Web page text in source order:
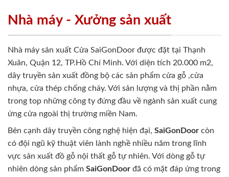
Nhà máy - Xưởng sản xuất
Nhà máy sản xuất Cửa SaiGonDoor được đặt tại Thạnh
Xuân, Quận 12, TP.Hồ Chí Minh. Với diện tích 20.000 m2,
dây truyền sản xuất đồng bộ các sản phẩm cửa gỗ ,cửa
nhựa, cửa thép chống cháy. Với sản lượng và thị phần nằm
trong top những công ty đứng đầu về ngành sản xuất cung
ứng cửa ngoài thị trường miền Nam.
Bên cạnh dây truyền công nghệ hiện đại, SaiGonDoor còn
có đội ngũ kỹ thuật viên lành nghề nhiều năm trong lĩnh
vực sản xuất đồ gỗ nội thất gỗ tự nhiên. Với dòng gỗ tự
nhiên dòng sản phẩm SaiGonDoor đã có mặt đáp ứng trong